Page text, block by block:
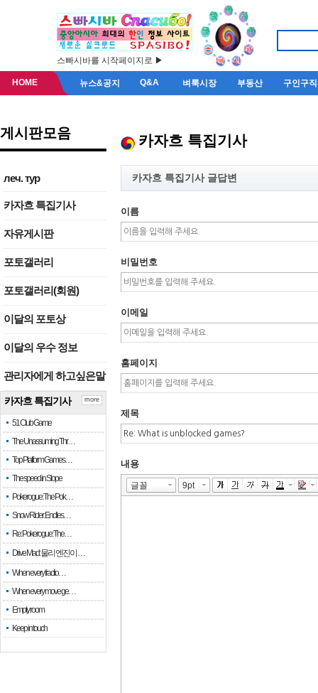
스빠시바를 시작페이지로 ▶
HOME 뉴스&공지 Q&A 벼룩시장 부동산 구인구직
게시판모음
леч. тур
카자흐 특집기사
자유게시판
포토갤러리
포토갤러리(회원)
이달의 포토상
이달의 우수 정보
관리자에게 하고싶은말
카자흐 특집기사
51 Club Game
The Unassuming Thr…
Top Platform Games…
The speed in Slope
Pokerogue: The Pok…
Snow Rider: Endles…
Re: Pokerogue: The…
Drive Mad: 물리 엔진이 …
When every fractio…
When every move ge…
Empty room
Keep in touch
more
카자흐 특집기사
카자흐 특집기사 글답변
이름
비밀번호
이메일
홈페이지
제목
내용